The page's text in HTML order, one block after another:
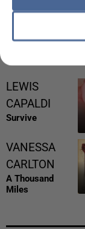
LEWIS
CAPALDI
Survive
VANESSA
CARLTON
A Thousand
Miles